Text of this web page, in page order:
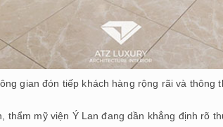
gian đón tiếp khách hàng rộng rãi và thông
thẩm mỹ viện Ý Lan đang dần khẳng định rõ